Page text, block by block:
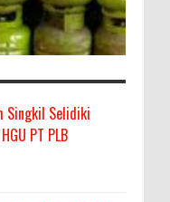
Singkil Selidiki
PT PLB